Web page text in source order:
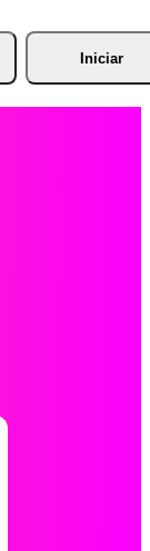
Iniciar